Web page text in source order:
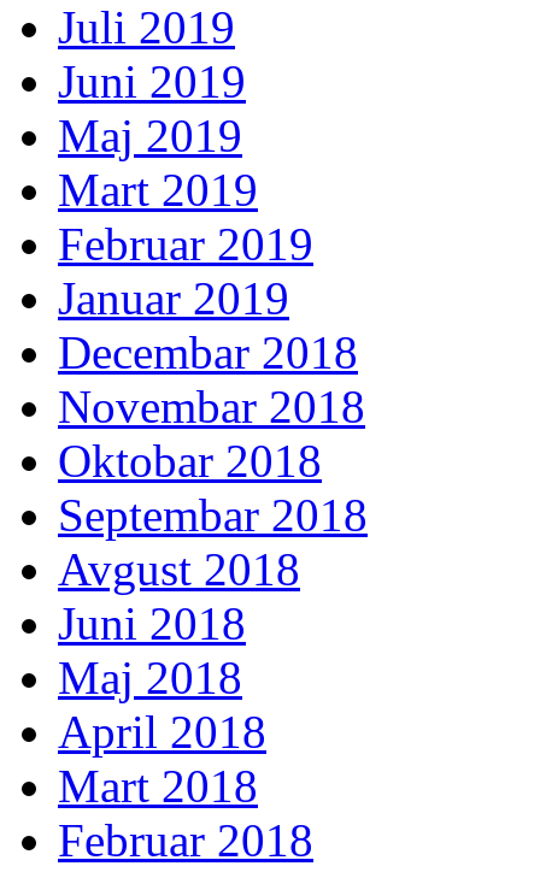
Juli 2019
Juni 2019
Maj 2019
Mart 2019
Februar 2019
Januar 2019
Decembar 2018
Novembar 2018
Oktobar 2018
Septembar 2018
Avgust 2018
Juni 2018
Maj 2018
April 2018
Mart 2018
Februar 2018